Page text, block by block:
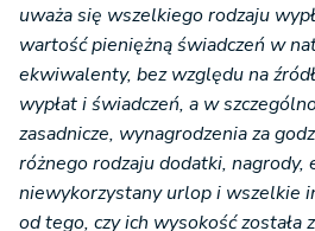
uważa się wszelkiego rodzaju
wartość pieniężną świadczeń w
ekwiwalenty, bez względu na
wypłat i świadczeń, a w
zasadnicze, wynagrodzenia za
różnego rodzaju dodatki, nagrody,
niewykorzystany urlop i wszelkie
od tego, czy ich wysokość została